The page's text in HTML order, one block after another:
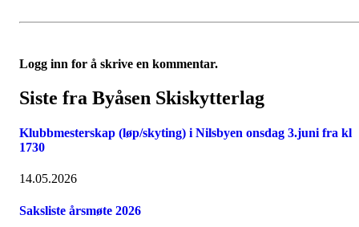
Logg inn for å skrive en kommentar.
Siste fra Byåsen Skiskytterlag
Klubbmesterskap (løp/skyting) i Nilsbyen onsdag 3.juni fra kl
1730
14.05.2026
Saksliste årsmøte 2026